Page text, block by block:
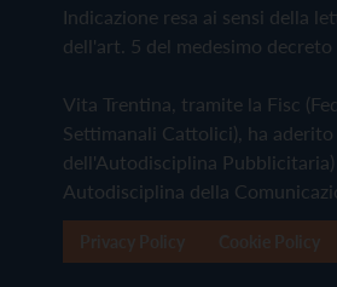
Indicazione resa ai sensi della
dell'art. 5 del medesimo decreto
Vita Trentina, tramite la Fisc
Settimanali Cattolici), ha
dell'Autodisciplina
Autodisciplina della